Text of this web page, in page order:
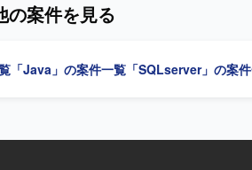
を中心に、将来的にはフロントエンド開発
の案件を見る
「Java」の案件一覧 「SQLserver」の案